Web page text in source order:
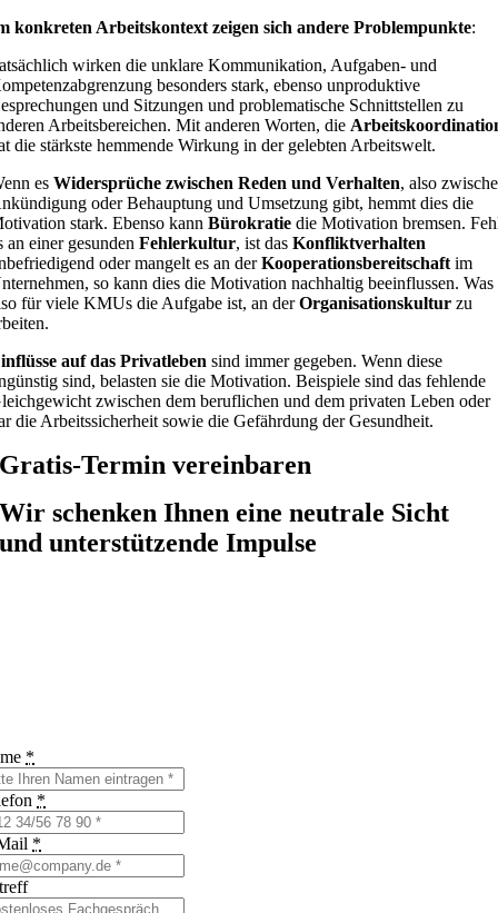
konkreten Arbeitskontext zeigen sich andere Problempunkte:
wirken die unklare Kommunikation, Aufgaben- und
besonders stark, ebenso unproduktive
und Sitzungen und problematische Schnittstellen zu
Arbeitsbereichen. Mit anderen Worten, die
die stärkste hemmende Wirkung in der gelebten Arbeitswelt.
esWidersprüche zwischen Reden und Verhalten, also
oder Behauptung und Umsetzung gibt, hemmt dies die
stark. Ebenso kannBürokratie die Motivation bremsen.
an einer gesundenFehlerkultur, ist dasKonfliktverhalten
oder mangelt es an derKooperationsbereitschaft im
so kann dies die Motivation nachhaltig beeinflussen. Was
für viele KMUs die Aufgabe ist, an derOrganisationskultur zu
auf das Privatleben sind immer gegeben. Wenn diese
sind, belasten sie die Motivation. Beispiele sind das fehlende
zwischen dem beruflichen und dem privaten Leben oder
die Arbeitssicherheit sowie die Gefährdung der Gesundheit.
Gratis-Termin vereinbaren
Wir schenken Ihnen eine neutrale Sicht
und unterstützende Impulse
*
*
*